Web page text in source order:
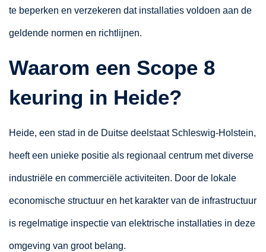
te beperken en verzekeren dat installaties voldoen aan de
geldende normen en richtlijnen.
Waarom een Scope 8
keuring in Heide?
Heide, een stad in de Duitse deelstaat Schleswig-Holstein,
heeft een unieke positie als regionaal centrum met diverse
industriële en commerciële activiteiten. Door de lokale
economische structuur en het karakter van de infrastructuur
is regelmatige inspectie van elektrische installaties in deze
omgeving van groot belang.